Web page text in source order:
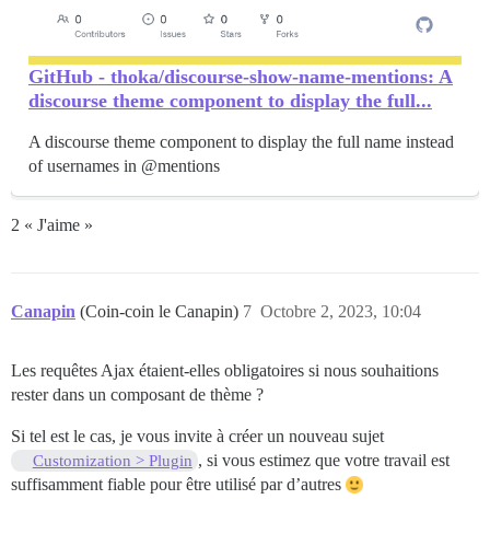
GitHub - thoka/discourse-show-name-mentions: A
discourse theme component to display the full...
A discourse theme component to display the full name instead
of usernames in @mentions
2 « J'aime »
Canapin (Coin-coin le Canapin) Octobre 2, 2023, 10:04
7
Les requêtes Ajax étaient-elles obligatoires si nous souhaitions
rester dans un composant de thème ?
Si tel est le cas, je vous invite à créer un nouveau sujet
Customization > Plugin , si vous estimez que votre travail est
suffisamment fiable pour être utilisé par d’autres